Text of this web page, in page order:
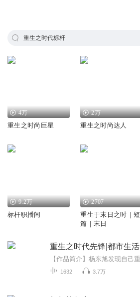
重生之时代标杆
4万
重生之时尚巨星
2万
重生之时尚达人
9.2万
标杆职播间
2707
重生于末日之时｜短
篇｜末日
1632 3.7万